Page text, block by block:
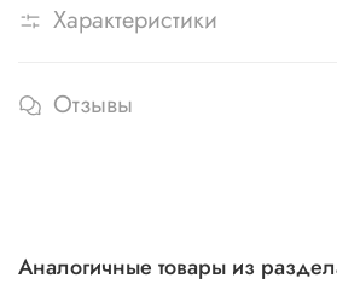
Характеристики
Отзывы
Аналогичные товары из